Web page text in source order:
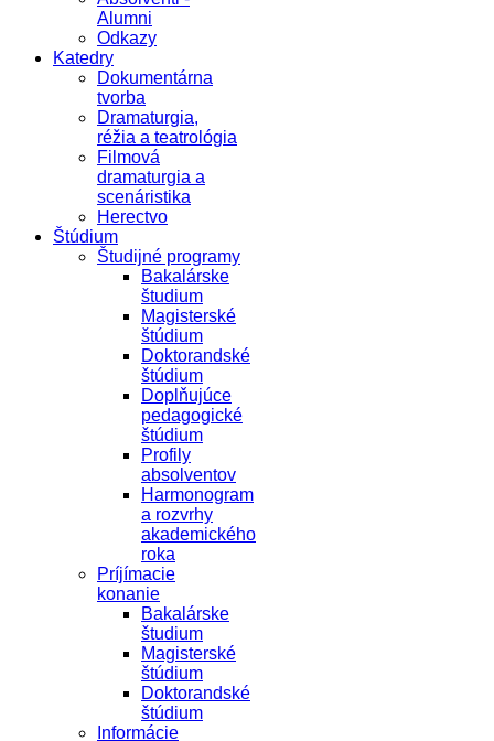
Alumni
Odkazy
Katedry
Dokumentárna
tvorba
Dramaturgia,
réžia a teatrológia
Filmová
dramaturgia a
scenáristika
Herectvo
Štúdium
Študijné programy
Bakalárske
študium
Magisterské
štúdium
Doktorandské
štúdium
Doplňujúce
pedagogické
štúdium
Profily
absolventov
Harmonogram
a rozvrhy
akademického
roka
Príjímacie
konanie
Bakalárske
študium
Magisterské
štúdium
Doktorandské
štúdium
Informácie